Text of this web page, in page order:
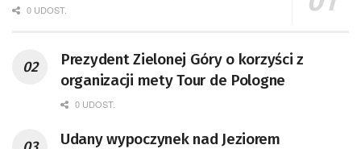
0 UDOST.
Prezydent Zielonej Góry o korzyści z
organizacji mety Tour de Pologne
0 UDOST.
Udany wypoczynek nad Jeziorem